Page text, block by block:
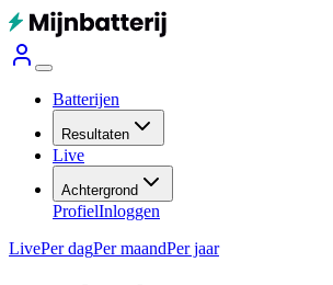
Batterijen
Resultaten
Live
Achtergrond
ProfielInloggen
LivePer dagPer maandPer jaar